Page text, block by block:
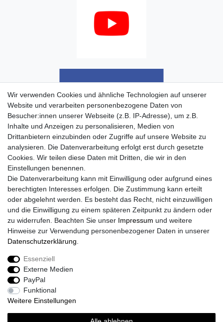
Wir verwenden Cookies und ähnliche Technologien auf unserer
Website und verarbeiten personenbezogene Daten von
Besucher:innen unserer Webseite (z.B. IP-Adresse), um z.B.
Inhalte und Anzeigen zu personalisieren, Medien von
Drittanbietern einzubinden oder Zugriffe auf unsere Website zu
analysieren. Die Datenverarbeitung erfolgt erst durch gesetzte
Cookies. Wir teilen diese Daten mit Dritten, die wir in den
Einstellungen benennen.
Die Datenverarbeitung kann mit Einwilligung oder aufgrund eines
berechtigten Interesses erfolgen. Die Zustimmung kann erteilt
oder abgelehnt werden. Es besteht das Recht, nicht einzuwilligen
und die Einwilligung zu einem späteren Zeitpunkt zu ändern oder
zu widerrufen. Beachten Sie unser Impressum und weitere
Hinweise zur Verwendung personenbezogener Daten in unserer
Daten­schutz­erklärung
Essenziell
Externe Medien
PayPal
Funktional
Weitere Einstellungen